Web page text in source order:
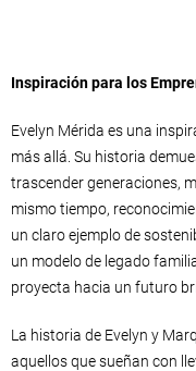
Inspiración para los
Evelyn Mérida es una
más allá. Su historia
trascender generaciones,
mismo tiempo,
un claro ejemplo de
un modelo de legado
proyecta hacia un futuro
La historia de Evelyn y
aquellos que sueñan con